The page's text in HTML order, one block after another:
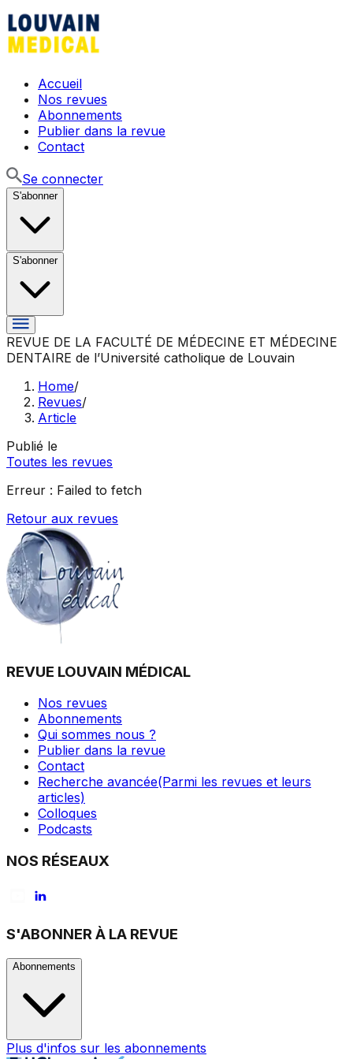
Accueil
Nos revues
Abonnements
Publier dans la revue
Contact
Se connecter
S'abonner
S'abonner
REVUE DE LA FACULTÉ DE MÉDECINE ET MÉDECINE
DENTAIRE de l’Université catholique de Louvain
Home/
Revues/
Article
Publié le
Toutes les revues
Erreur : Failed to fetch
Retour aux revues
REVUE LOUVAIN MÉDICAL
Nos revues
Abonnements
Qui sommes nous ?
Publier dans la revue
Contact
Recherche avancée(Parmi les revues et leurs
articles)
Colloques
Podcasts
NOS RÉSEAUX
S'ABONNER À LA REVUE
Abonnements
Plus d'infos sur les abonnements